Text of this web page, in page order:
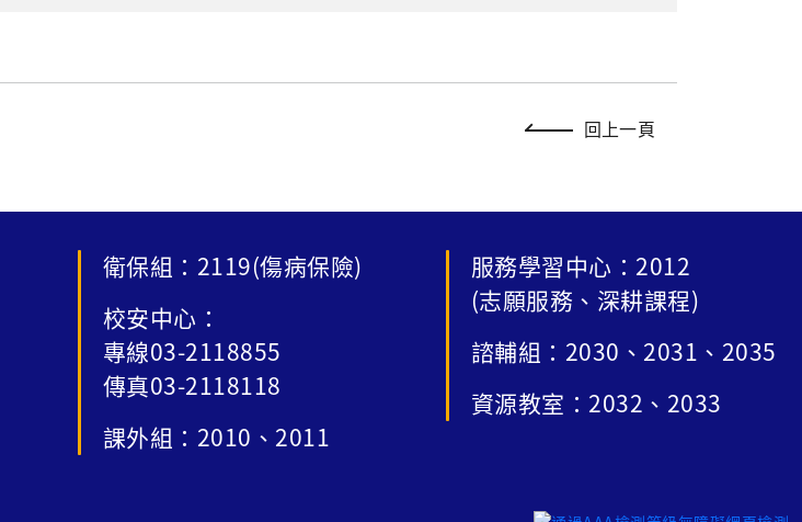
回上一頁
衛保組：2119(傷病保險)
校安中心：
專線03-2118855
傳真03-2118118
課外組：2010、2011
服務學習中心：2012
(志願服務、深耕課程)
諮輔組：2030、2031、2035
資源教室：2032、2033